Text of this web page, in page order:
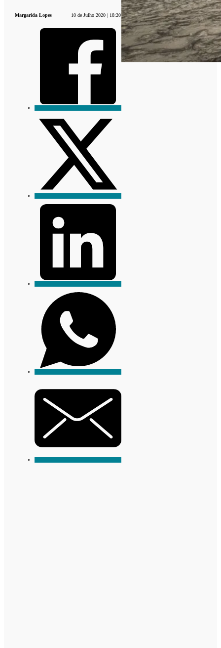
Margarida Lopes 10 de Julho 2020 | 18:20